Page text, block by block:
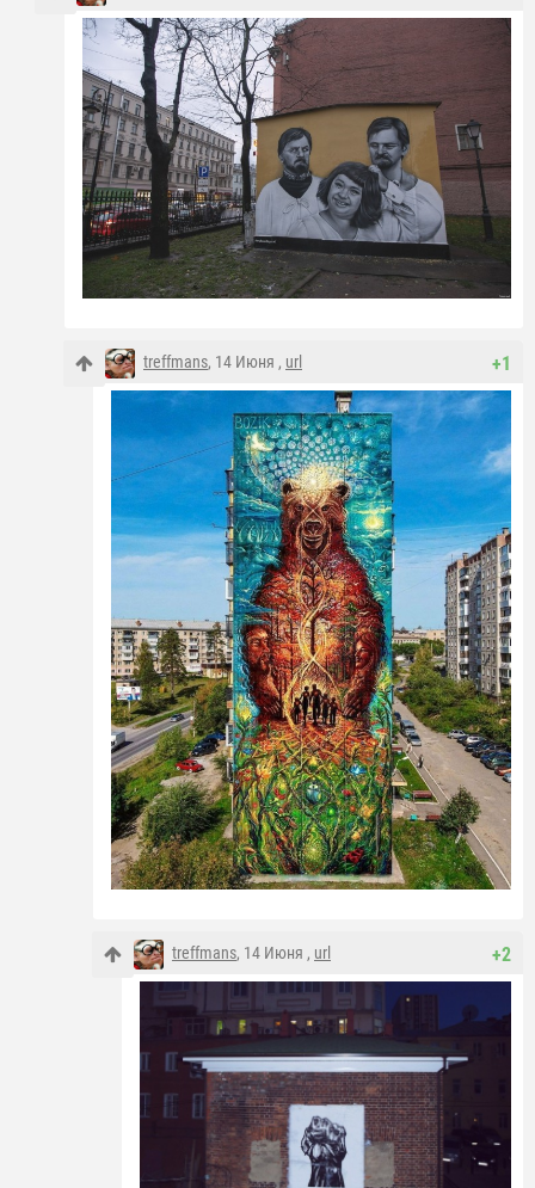
+1
treffmans, 14 Июня , url
+2
treffmans, 14 Июня , url